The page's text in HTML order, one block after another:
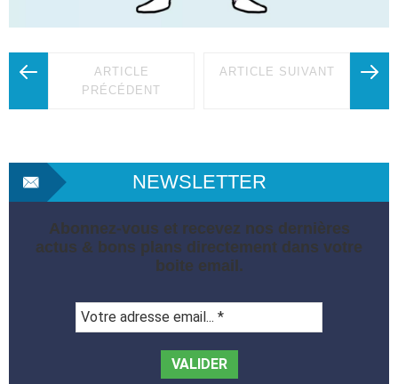
ARTICLE
PRÉCÉDENT
ARTICLE SUIVANT
NEWSLETTER
Abonnez-vous et recevez nos dernières
actus & bons plans directement dans votre
boite email.
adresse